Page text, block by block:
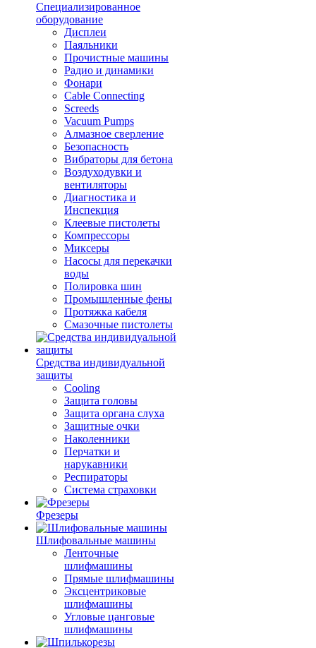
Специализированное
оборудование
Дисплеи
Паяльники
Прочистные машины
Радио и динамики
Фонари
Cable Connecting
Screeds
Vacuum Pumps
Алмазное сверление
Безопасность
Вибраторы для бетона
Воздуходувки и
вентиляторы
Диагностика и
Инспекция
Клеевые пистолеты
Компрессоры
Миксеры
Насосы для перекачки
воды
Полировка шин
Промышленные фены
Протяжка кабеля
Смазочные пистолеты
Средства индивидуальной
защиты
Cooling
Защита головы
Защита органа слуха
Защитные очки
Наколенники
Перчатки и
нарукавники
Респираторы
Система страховки
Фрезеры
Шлифовальные машины
Ленточные
шлифмашины
Прямые шлифмашины
Эксцентриковые
шлифмашины
Угловые цанговые
шлифмашины